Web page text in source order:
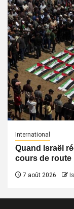
International
Quand Israël
cours de route
7 août 2026